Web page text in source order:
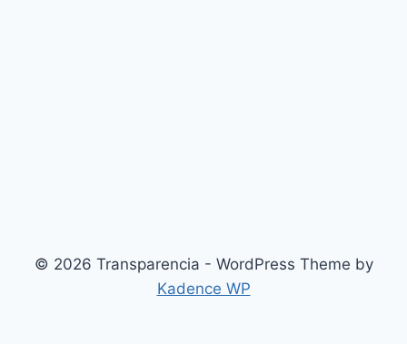
© 2026 Transparencia - WordPress Theme by
Kadence WP